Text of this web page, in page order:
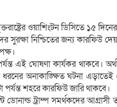
ওয়াশিংটন ডিসিতে ১৫
সুরক্ষা নিশ্চিতের জন্য কারফিউ
এই ঘোষণা কার্যকর থাকবে।
অনাকাঙ্ক্ষিত ঘটনা এড়াতেই
শহরে কারফিউ জারি থাকবে।
ডোনাল্ড ট্রাম্প সমর্থকদের